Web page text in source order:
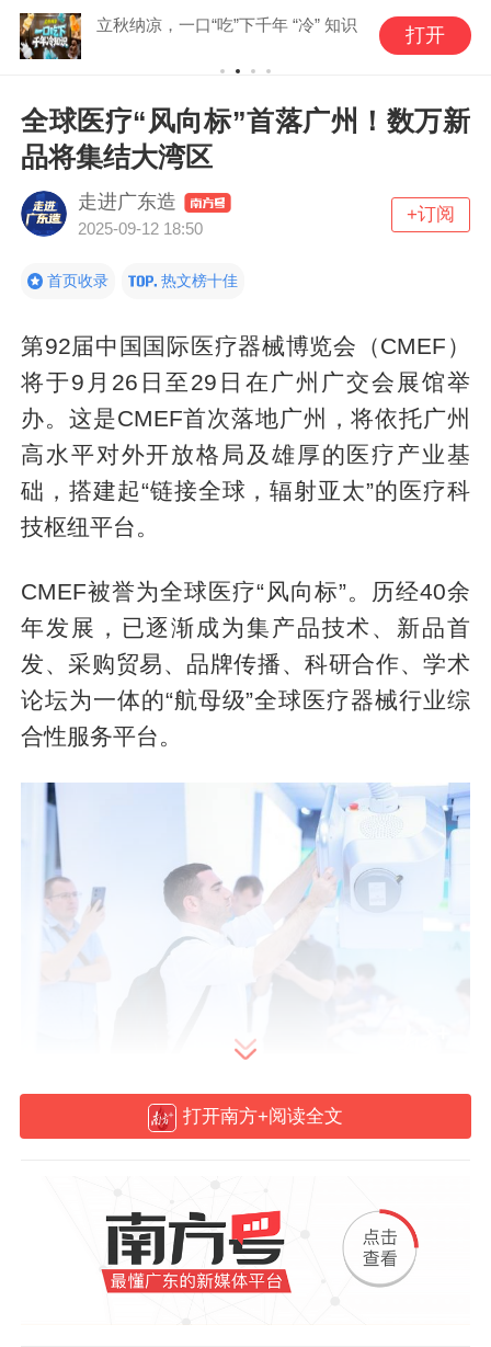
立秋纳凉，一口“吃”下千年 “冷” 知识 打开
全球医疗“风向标”首落广州！数万新
品将集结大湾区
走进广东造
2025-09-12 18:50
+订阅
首页收录 热文榜十佳
第92届中国国际医疗器械博览会（CMEF）
将于9月26日至29日 在广州广交会展馆举
办。这是CMEF首次落地广州，将依托广州
高水平对外开放格局及雄厚的医疗产业基
础，搭建起“链接全球，辐射亚太”的医疗科
技枢纽平台。
CMEF被誉为全球医疗“风向标”。历经40余
年发展，已逐渐成为集产品技术、新品首
发、采购贸易、品牌传播、科研合作、学术
论坛为一体的“航母级”全球医疗器械行业综
合性服务平台。
本届CMEF以“健康·创新·共享——共绘全球
携数万产品亮相，预计将吸引超12万名专业
观众到场。
打开南方+阅读全文